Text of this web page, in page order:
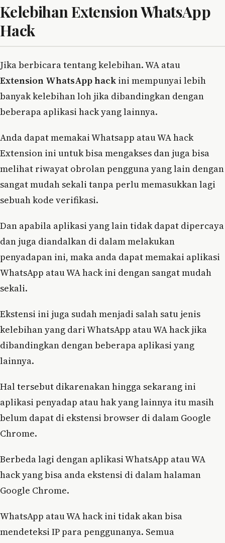
Kelebihan Extension WhatsApp
Hack
Jika berbicara tentang kelebihan. WA atau
Extension WhatsApp hack ini mempunyai lebih
banyak kelebihan loh jika dibandingkan dengan
beberapa aplikasi hack yang lainnya.
Anda dapat memakai Whatsapp atau WA hack
Extension ini untuk bisa mengakses dan juga bisa
melihat riwayat obrolan pengguna yang lain dengan
sangat mudah sekali tanpa perlu memasukkan lagi
sebuah kode verifikasi.
Dan apabila aplikasi yang lain tidak dapat dipercaya
dan juga diandalkan di dalam melakukan
penyadapan ini, maka anda dapat memakai aplikasi
WhatsApp atau WA hack ini dengan sangat mudah
sekali.
Ekstensi ini juga sudah menjadi salah satu jenis
kelebihan yang dari WhatsApp atau WA hack jika
dibandingkan dengan beberapa aplikasi yang
lainnya.
Hal tersebut dikarenakan hingga sekarang ini
aplikasi penyadap atau hak yang lainnya itu masih
belum dapat di ekstensi browser di dalam Google
Chrome.
Berbeda lagi dengan aplikasi WhatsApp atau WA
hack yang bisa anda ekstensi di dalam halaman
Google Chrome.
WhatsApp atau WA hack ini tidak akan bisa
mendeteksi IP para penggunanya. Semua